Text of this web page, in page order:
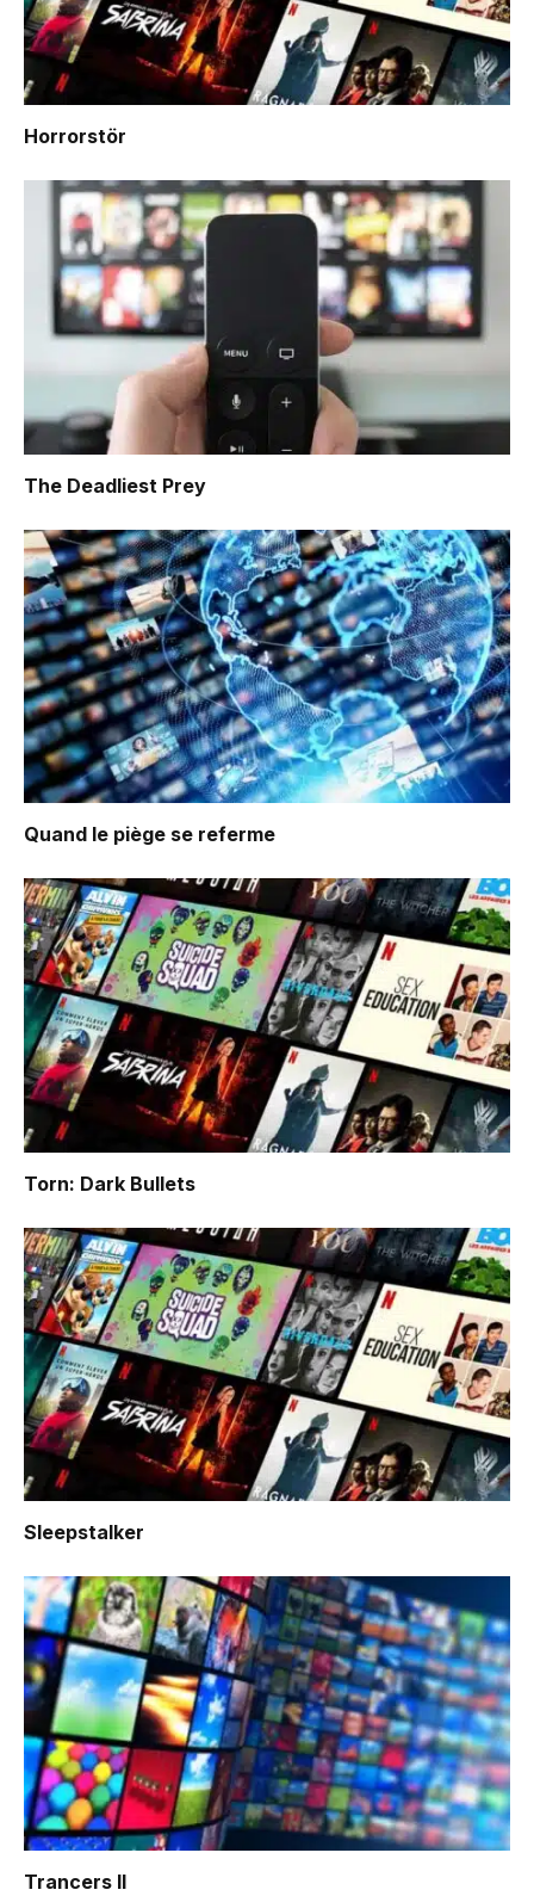
Horrorstör
The Deadliest Prey
Quand le piège se referme
Torn: Dark Bullets
Sleepstalker
Trancers II